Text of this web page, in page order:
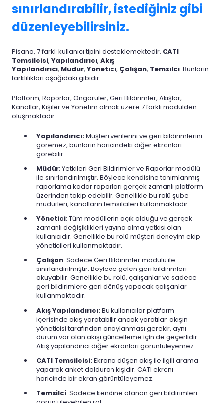
sınırlandırabilir, istediğiniz gibi
düzenleyebilirsiniz.
Pisano, 7 farklı kullanıcı tipini desteklemektedir. CATI
Temsilcisi, Yapılandırıcı, Akış
Yapılandırıcı, Müdür, Yönetici, Çalışan, Temsilci. Bunların
farklılıkları aşağıdaki gibidir.
Platform; Raporlar, Öngörüler, Geri Bildirimler, Akışlar,
Kanallar, Kişiler ve Yönetim olmak üzere 7 farklı modülden
oluşmaktadır.
Yapılandırıcı:Müşteri verilerini ve geri bildirimlerini
göremez, bunların haricindeki diğer ekranları
görebilir.
Müdür: Yetkileri Geri Bildirimler ve Raporlar modülü
ile sınırlandırılmıştır. Böylece kendisine tanımlanmış
raporlama kadar raporları gerçek zamanlı platform
üzerinden takip edebilir. Genellikle bu rolü şube
müdürleri, kanalların temsilcileri kullanmaktadır.
Yönetici: Tüm modüllerin açık olduğu ve gerçek
zamanlı değişiklikleri yayına alma yetkisi olan
kullanıcıdır. Genellikle bu rolü müşteri deneyim ekip
yöneticileri kullanmaktadır.
Çalışan: Sadece Geri Bildirimler modülü ile
sınırlandırılmıştır. Böylece gelen geri bildirimleri
okuyabilir. Genellikle bu rolü, çalışanlar ve sadece
geri bildirimlere geri dönüş yapacak çalışanlar
kullanmaktadır.
Akış Yapılandırıcı:Bu kullanıcılar platform
içerisinde akış yaratabilir ancak yaratılan akışın
yöneticisi tarafından onaylanması gerekir, aynı
durum var olan akışı güncelleme için de geçerlidir.
Akış yapılandırıcı diğer ekranları görüntüleyemez.
CATI Temsilcisi:Ekrana düşen akış ile ilgili arama
yaparak anket dolduran kişidir. CATI ekranı
haricinde bir ekran görüntüleyemez.
Temsilci: Sadece kendine atanan geri bildirimleri